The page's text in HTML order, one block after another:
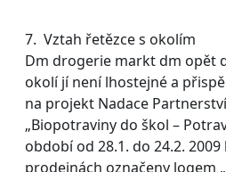
7. Vztah řetězce s okolím
Dm drogerie markt dm opět
okolí jí není lhostejné a
na projekt Nadace
„Biopotraviny do škol –
období od 28.1. do 24.2.
prodejnách označeny logem